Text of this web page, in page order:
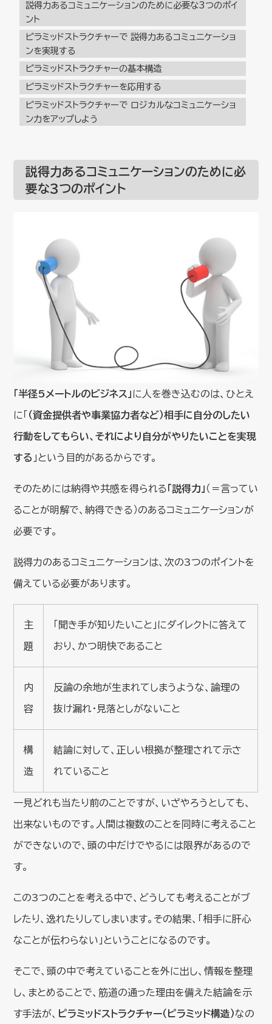
説得力あるコミュニケーションのために必要な3つのポイ
ント
ピラミッドストラクチャーで 説得力あるコミュニケーショ
ンを実現する
ピラミッドストラクチャーの基本構造
ピラミッドストラクチャーを応用する
ピラミッドストラクチャーで ロジカルなコミュニケーショ
ン力をアップしよう
説得力あるコミュニケーションのために必
要な3つのポイント
「半径5メートルのビジネス」に人を巻き込むのは、ひとえ
に「 （資金提供者や事業協力者など）相手に自分のしたい
行動をしてもらい、それにより自分がやりたいことを実現
する 」という目的があるからです。
そのためには納得や共感を得られる 「説得力」 （＝言ってい
ることが明解で、納得できる）のあるコミュニケーションが
必要です。
説得力のあるコミュニケーションは、次の3つのポイントを
備えている必要があります。
主
題
「聞き手が知りたいこと」にダイレクトに答えて
おり、かつ明快であること
内
容
反論の余地が生まれてしまうような、論理の
抜け漏れ・見落としがないこと
構
造
結論に対して、正しい根拠が整理されて示さ
れていること
一見どれも当たり前のことですが、いざやろうとしても、
出来ないものです。人間は複数のことを同時に考えること
ができないので、頭の中だけでやるには限界があるので
す。
この3つのことを考える中で、どうしても考えることがブ
レたり、逸れたりしてしまいます。その結果、「相手に肝心
なことが伝わらない」ということになるのです。
そこで、頭の中で考えていることを外に出し、情報を整理
し、まとめることで、筋道の通った理由を備えた結論を示
す手法が、 ピラミッドストラクチャー（ピラミッド構造）なの